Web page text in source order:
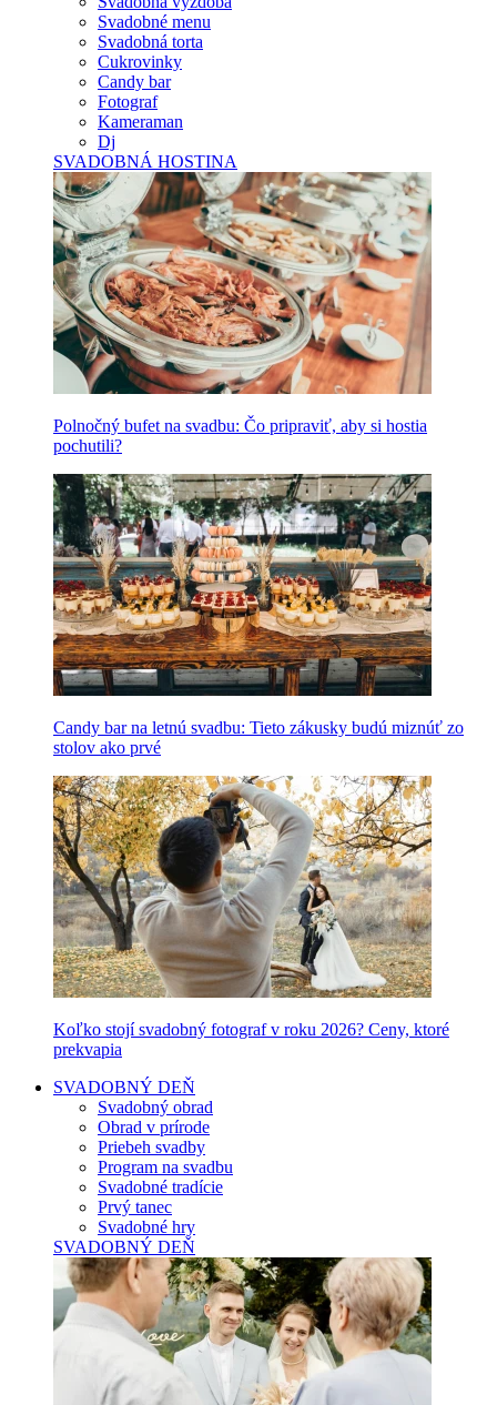
Svadobné menu
Svadobná torta
Cukrovinky
Candy bar
Fotograf
Kameraman
Dj
SVADOBNÁ HOSTINA
Polnočný bufet na svadbu: Čo pripraviť, aby si hostia
pochutili?
Candy bar na letnú svadbu: Tieto zákusky budú miznúť zo
stolov ako prvé
Koľko stojí svadobný fotograf v roku 2026? Ceny, ktoré
prekvapia
SVADOBNÝ DEŇ
Svadobný obrad
Obrad v prírode
Priebeh svadby
Program na svadbu
Svadobné tradície
Prvý tanec
Svadobné hry
SVADOBNÝ DEŇ